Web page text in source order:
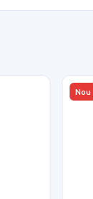
Nou